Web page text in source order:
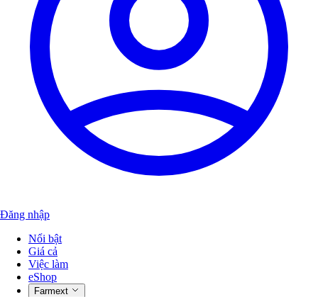
Đăng nhập
Nổi bật
Giá cả
Việc làm
eShop
Farmext